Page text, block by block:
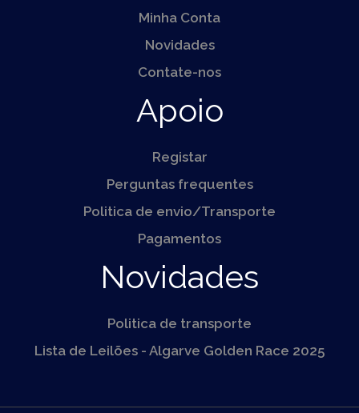
Minha Conta
Novidades
Contate-nos
Apoio
Registar
Perguntas frequentes
Politica de envio/Transporte
Pagamentos
Novidades
Politica de transporte
Lista de Leilões - Algarve Golden Race 2025